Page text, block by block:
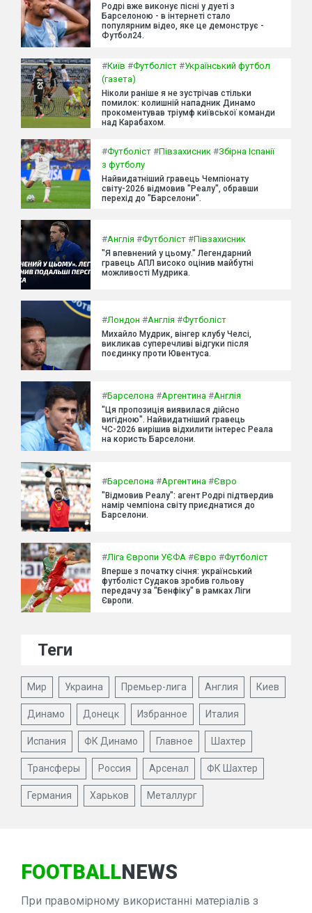
Родрі вже виконує пісні у дуеті з
Барселоною - в інтернеті стало
популярним відео, яке це демонструє -
Футбол24.
#Київ #Футболіст #Український футбол
(газета)
Ніколи раніше я не зустрічав стільки
помилок: колишній нападник Динамо
прокоментував тріумф київської команди
над Карабахом.
#Футболіст #Півзахисник #Збірна Іспанії
з футболу
Найвидатніший гравець Чемпіонату
світу-2026 відмовив "Реалу", обравши
перехід до "Барселони".
#Англія #Футболіст #Півзахисник
"Я впевнений у цьому." Легендарний
гравець АПЛ високо оцінив майбутні
можливості Мудрика.
#Лондон #Англія #Футболіст
Михайло Мудрик, вінгер клубу Челсі,
викликав суперечливі відгуки після
поєдинку проти Ювентуса.
#Барселона #Аргентина #Англія
"Ця пропозиція виявилася дійсно
вигідною". Найвидатніший гравець
ЧС-2026 вирішив відхилити інтерес Реала
на користь Барселони.
#Барселона #Аргентина #Євро
"Відмовив Реалу": агент Родрі підтвердив
намір чемпіона світу приєднатися до
Барселони.
#Ліга Європи УЄФА #Євро #Футболіст
Вперше з початку січня: український
футболіст Судаков зробив гольову
передачу за "Бенфіку" в рамках Ліги
Європи.
Теги
Мир Украина Премьер-лига Англия Киев
Динамо Донецк Избранное Италия
Испания ФК Динамо Главное Шахтер
Трансферы Россия Арсенал ФК Шахтер
Германия Харьков Металлург
FOOTBALLNEWS
При правомірному використанні матеріалів з